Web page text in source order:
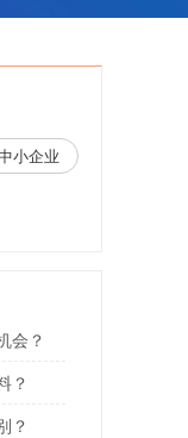
小企业
会？
？
？